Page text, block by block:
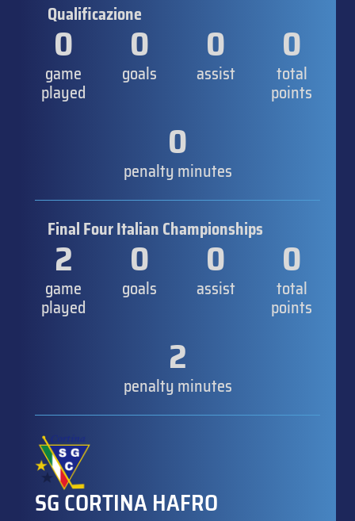
Qualificazione
0
game
played
0
goals
0
assist
0
total
points
0
penalty minutes
Final Four Italian Championships
2
game
played
0
goals
0
assist
0
total
points
2
penalty minutes
SG CORTINA HAFRO